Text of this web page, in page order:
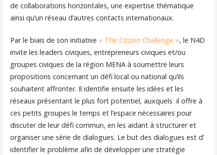
de collaborations horizontales, une expertise thématique
ainsi qu’un réseau d’autres contacts internationaux.
Par le biais de son initiative « The Citizen Challenge », le N4D
invite les leaders civiques, entrepreneurs civiques et/ou
groupes civiques de la région MENA à soumettre leurs
propositions concernant un défi local ou national qu’ils
souhaitent affronter. Il identifie ensuite les idées et les
réseaux présentant le plus fort potentiel, auxquels il offre à
ces petits groupes le temps et l’espace nécessaires pour
discuter de leur défi commun, en les aidant à structurer et
organiser une série de dialogues. Le but des dialogues est d’
identifier le problème afin de développer une stratégie